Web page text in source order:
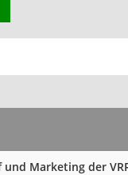
Marketing der